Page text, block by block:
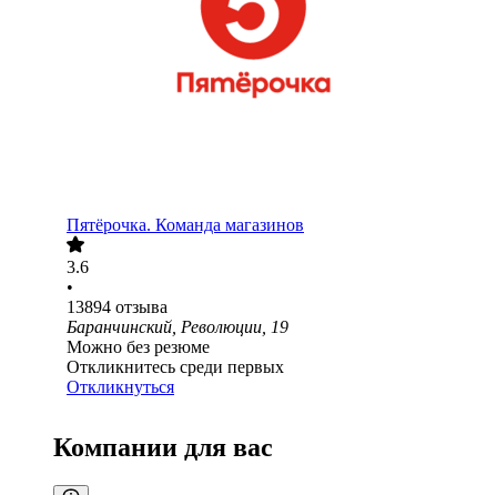
Пятёрочка. Команда магазинов
3.6
•
13894 отзыва
Баранчинский, Революции, 19
Можно без резюме
Откликнитесь среди первых
Откликнуться
Компании для вас